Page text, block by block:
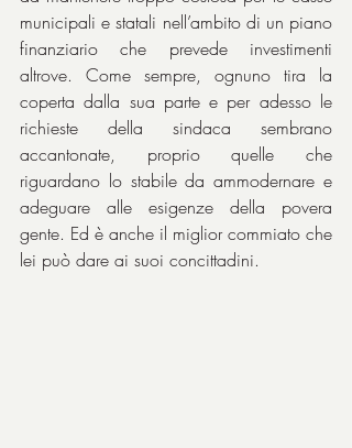
municipali e statali nell’ambito di un piano
finanziario che prevede investimenti
altrove. Come sempre, ognuno tira la
coperta dalla sua parte e per adesso le
richieste della sindaca sembrano
accantonate, proprio quelle che
riguardano lo stabile da ammodernare e
adeguare alle esigenze della povera
gente. Ed è anche il miglior commiato che
lei può dare ai suoi concittadini.